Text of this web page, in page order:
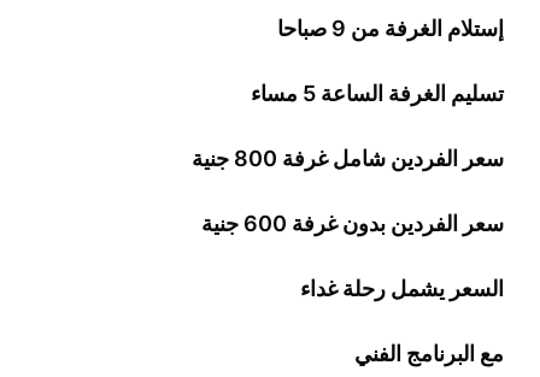
إستلام الغرفة من 9 صباحا
تسليم الغرفة الساعة 5 مساء
سعر الفردين شامل غرفة 800 جنية
سعر الفردين بدون غرفة 600 جنية
السعر يشمل رحلةغداء
مع البرنامج الفني